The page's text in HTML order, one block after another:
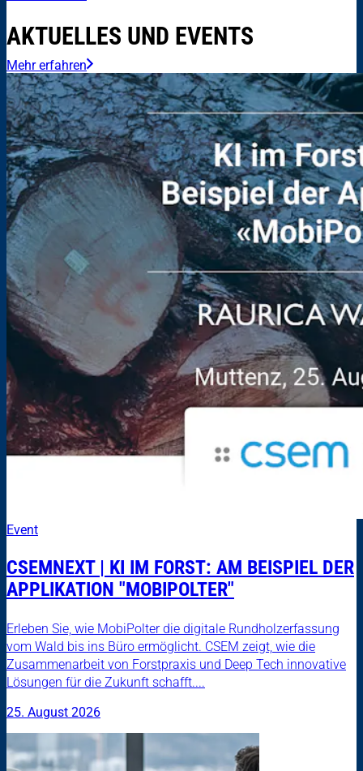
AKTUELLES UND EVENTS
Mehr erfahren
Event
CSEMNEXT | KI IM FORST: AM BEISPIEL DER
APPLIKATION "MOBIPOLTER"
Erleben Sie, wie MobiPolter die digitale Rundholzerfassung
vom Wald bis ins Büro ermöglicht. CSEM zeigt, wie die
Zusammenarbeit von Forstpraxis und Deep Tech innovative
Lösungen für die Zukunft schafft....
25. August 2026